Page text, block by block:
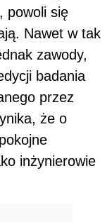
powoli się
Nawet w tak
zawody,
badania
przez
że o
inżynierowie